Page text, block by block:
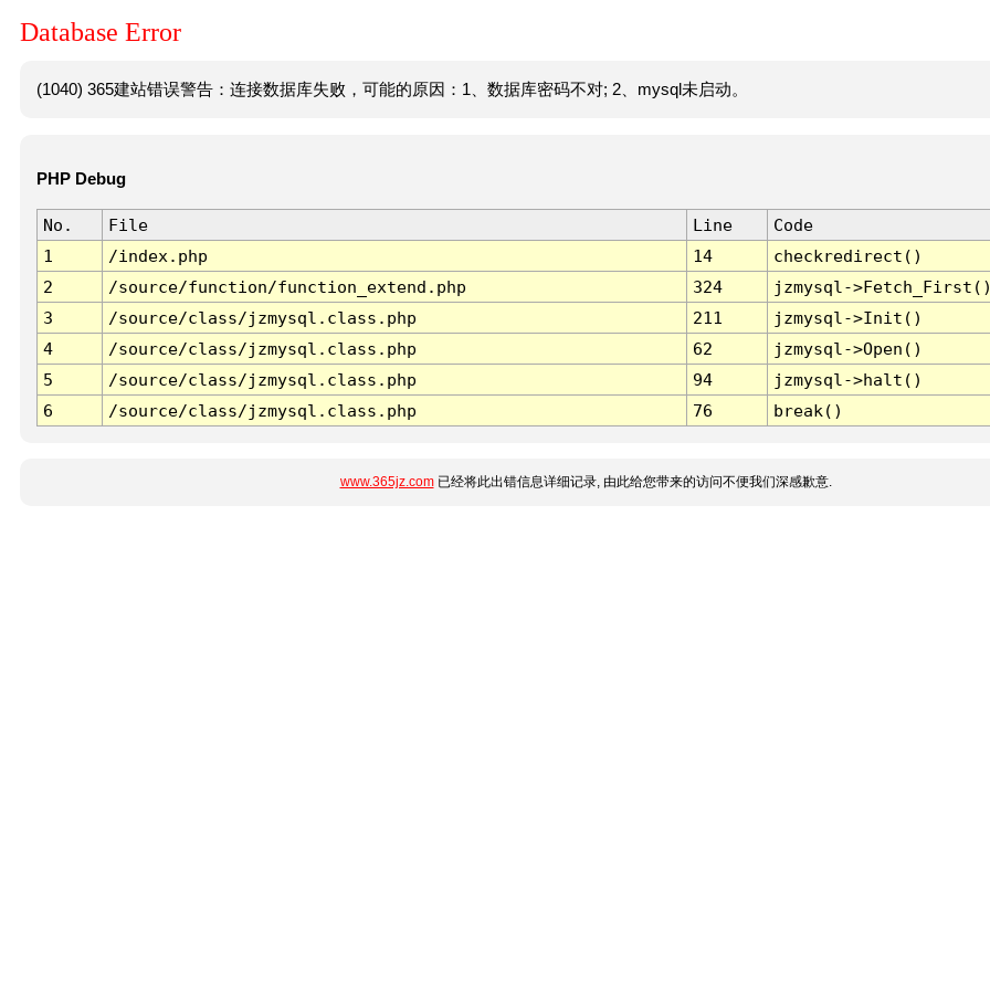
Database Error
(1040) 365建站错误警告：连接数据库失败，可能的原因：1、数据库密码不对; 2、mysql未启动。
PHP Debug
No. File Line
Code
1
/index.php 14
checkredirect()
2
/source/function/function_extend.php 324
jzmysql-
3
/source/class/jzmysql.class.php 211
jzmysql->Init()
4
/source/class/jzmysql.class.php 62
jzmysql->Open()
5
/source/class/jzmysql.class.php 94
jzmysql->halt()
6
/source/class/jzmysql.class.php 76 break()
www.365jz.com已经将此出错信息详细记录, 由此给您带来的访问不便我们深感歉意.